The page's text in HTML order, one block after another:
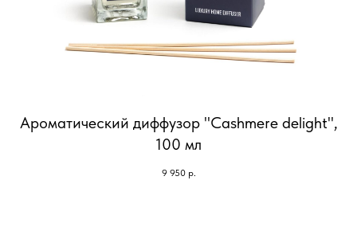
Ароматический диффузор "Cashmere delight",
100 мл
9 950 р.